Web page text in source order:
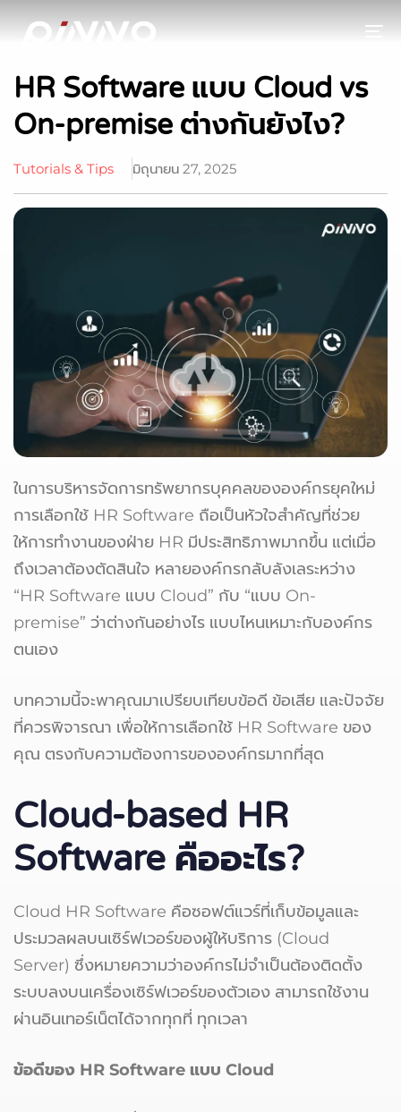
HR Software แบบ Cloud vs
On-premise ต่างกันยังไง?
Tutorials & Tips มิถุนายน 27, 2025
ในการบริหารจัดการทรัพยากรบุคคลขององค์กรยุคใหม่
การเลือกใช้ HR Software ถือเป็นหัวใจสำคัญที่ช่วย
ให้การทำงานของฝ่าย HR มีประสิทธิภาพมากขึ้น แต่เมื่อ
ถึงเวลาต้องตัดสินใจ หลายองค์กรกลับลังเลระหว่าง
“HR Software แบบ Cloud” กับ “แบบ On-
premise” ว่าต่างกันอย่างไร แบบไหนเหมาะกับองค์กร
ตนเอง
บทความนี้จะพาคุณมาเปรียบเทียบข้อดี ข้อเสีย และปัจจัย
ที่ควรพิจารณา เพื่อให้การเลือกใช้ HR Software ของ
คุณ ตรงกับความต้องการขององค์กรมากที่สุด
Cloud-based HR
Software คืออะไร?
Cloud HR Software คือซอฟต์แวร์ที่เก็บข้อมูลและ
ประมวลผลบนเซิร์ฟเวอร์ของผู้ให้บริการ (Cloud
Server) ซึ่งหมายความว่าองค์กรไม่จำเป็นต้องติดตั้ง
ระบบลงบนเครื่องเซิร์ฟเวอร์ของตัวเอง สามารถใช้งาน
ผ่านอินเทอร์เน็ตได้จากทุกที่ ทุกเวลา
ข้อดีของ HR Software แบบ Cloud